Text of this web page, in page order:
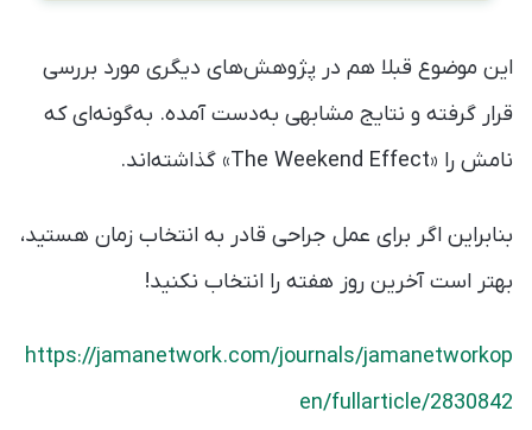
این موضوع قبلا هم در پژوهش‌های دیگری مورد بررسی
قرار گرفته و نتایج مشابهی به‌دست آمده. به‌گونه‌ای که
نامش را «The Weekend Effect» گذاشته‌اند.
بنابراین اگر برای عمل جراحی قادر به انتخاب زمان هستید،
بهتر است آخرین روز هفته را انتخاب نکنید!
https://jamanetwork.com/journals/jamanetworkop
en/fullarticle/2830842